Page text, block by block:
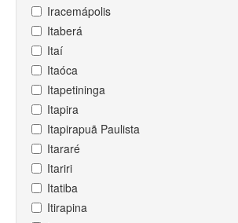
Iracemápolis
Itaberá
Itaí
Itaóca
Itapetininga
Itapira
Itapirapuã Paulista
Itararé
Itariri
Itatiba
Itirapina